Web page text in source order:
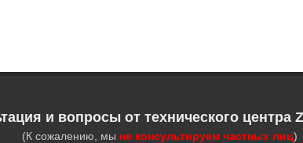
и вопросы от технического центра
(К сожалению, мы не консультируем частных лиц)